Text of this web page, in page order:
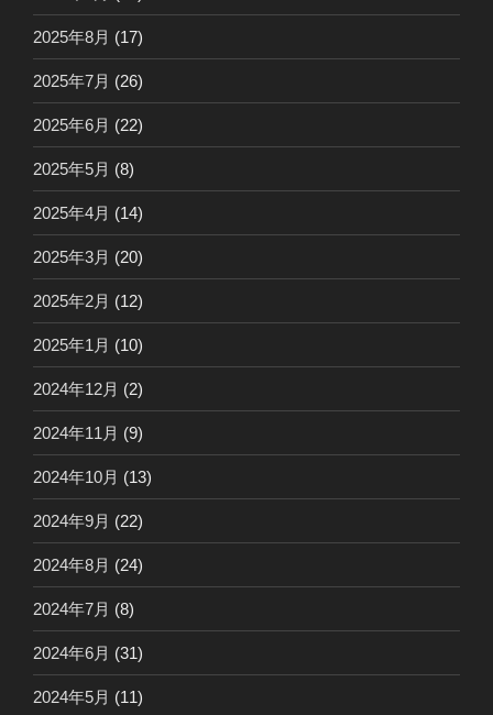
2025年8月 (17)
2025年7月 (26)
2025年6月 (22)
2025年5月 (8)
2025年4月 (14)
2025年3月 (20)
2025年2月 (12)
2025年1月 (10)
2024年12月 (2)
2024年11月 (9)
2024年10月 (13)
2024年9月 (22)
2024年8月 (24)
2024年7月 (8)
2024年6月 (31)
2024年5月 (11)